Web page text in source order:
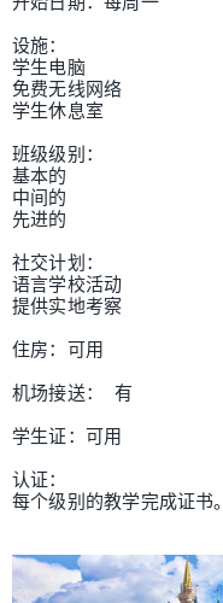
设施：
学生电脑
免费无线网络
学生休息室
班级级别：
基本的
中间的
先进的
社交计划：
语言学校活动
提供实地考察
住房：可用
机场接送： 有
学生证：可用
认证：
每个级别的教学完成证书。